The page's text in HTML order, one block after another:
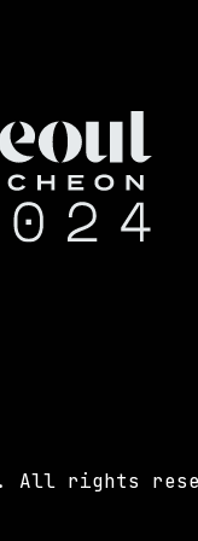
All rights